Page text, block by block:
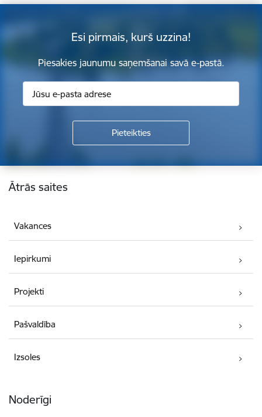
Esi pirmais, kurš uzzina!
Piesakies jaunumu saņemšanai savā e-pastā.
Kājene
Ātrās saites
Vakances
Iepirkumi
Projekti
Pašvaldība
Izsoles
Noderīgi